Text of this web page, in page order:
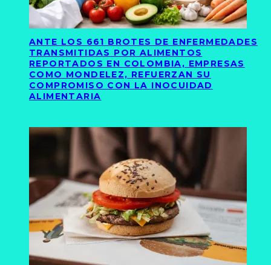
ANTE LOS 661 BROTES DE ENFERMEDADES
TRANSMITIDAS POR ALIMENTOS
REPORTADOS EN COLOMBIA, EMPRESAS
COMO MONDELEZ, REFUERZAN SU
COMPROMISO CON LA INOCUIDAD
ALIMENTARIA